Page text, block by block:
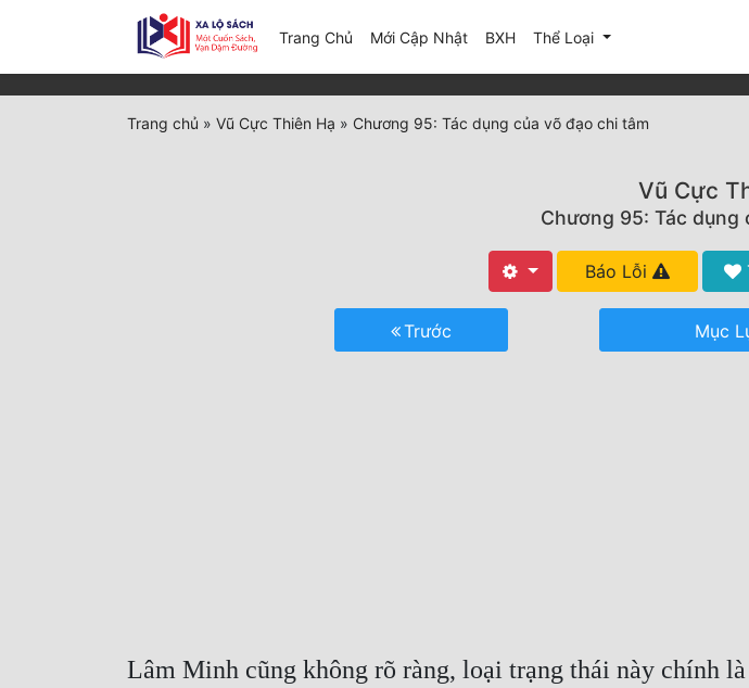
Trang Chủ Mới Cập Nhật(current)
BXH Thể Loại
Trang chủ » Vũ Cực Thiên Hạ » Chương 95: Tác dụng của võ đạo chi tâm
Vũ Cực
Chương 95: Tác dụng
Báo Lỗi
Trước Mục
Lâm Minh cũng không rõ ràng, loại trạng thái này chính